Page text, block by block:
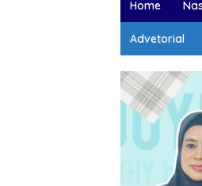
Home
Advetorial